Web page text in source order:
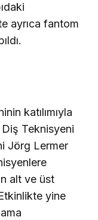
ayrıca fantom
katılımıyla
Diş Teknisyeni
Jörg Lermer
alt ve üst
yine